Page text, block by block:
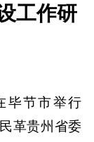
工作研
毕节市举行
革贵州省委